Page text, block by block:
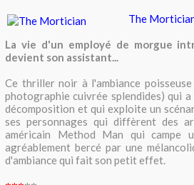
The
La vie d'un employé de morgue
devient son assistant...
Ce thriller noir à l'ambiance
photographie cuivrée splendides) qui
décomposition et qui exploite un
ses personnages qui diffèrent des
américain Method Man qui campe
agréablement bercé par une
d'ambiance qui fait son petit effet.